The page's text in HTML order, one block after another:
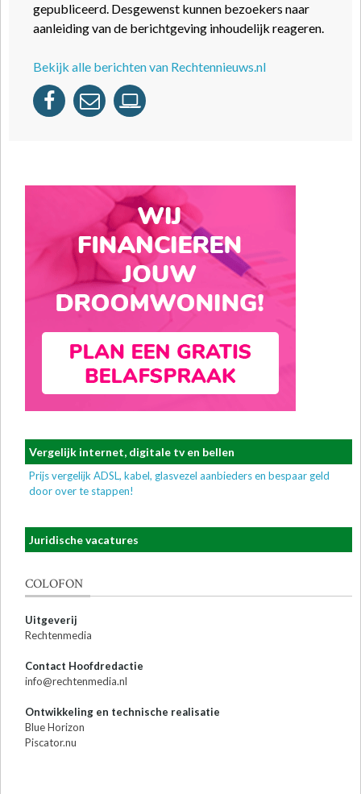
gepubliceerd. Desgewenst kunnen bezoekers naar
aanleiding van de berichtgeving inhoudelijk reageren.
Bekijk alle berichten van Rechtennieuws.nl
Vergelijk internet, digitale tv en bellen
Prijs vergelijk ADSL, kabel, glasvezel aanbieders en bespaar geld
door over te stappen!
Juridische vacatures
COLOFON
Uitgeverij
Rechtenmedia
Contact Hoofdredactie
info@rechtenmedia.nl
Ontwikkeling en technische realisatie
Blue Horizon
Piscator.nu